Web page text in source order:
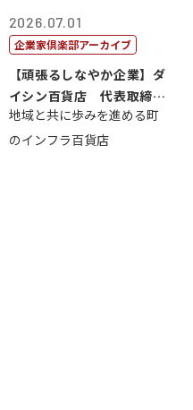
2026.07.01
企業家倶楽部アーカイブ
【頑張るしなやか企業】ダ
イシン百貨店 代表取締役
社長 西山 ...
地域と共に歩みを進める町
のインフラ百貨店